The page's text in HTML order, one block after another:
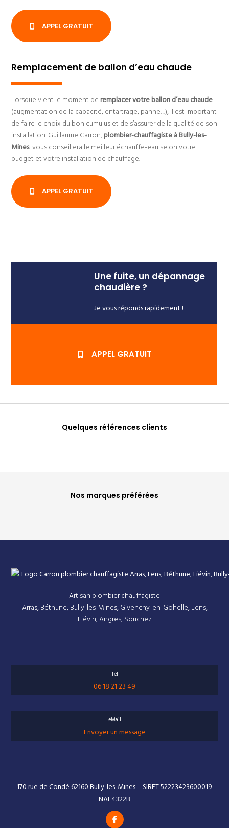
APPEL GRATUIT
Remplacement de ballon d’eau chaude
Lorsque vient le moment deremplacer votre ballon d’eau chaude
(augmentation de la capacité, entartrage, panne…), il est important
de faire le choix du bon cumulus et de s’assurer de la qualité de son
installation. Guillaume Carron,plombier-chauffagiste à Bully-les-
Minesvous conseillera le meilleur échauffe-eau selon votre
budget et votre installation de chauffage.
APPEL GRATUIT
Une fuite, un dépannage
chaudière ?
Je vous réponds rapidement !
APPEL GRATUIT
Quelques références clients
Nos marques préférées
Artisan plombier chauffagiste
Arras, Béthune, Bully-les-Mines, Givenchy-en-Gohelle, Lens,
Liévin, Angres, Souchez
Tél
06 18 21 23 49
eMail
Envoyer un message
170 rue de Condé 62160 Bully-les-Mines – SIRET 52223423600019
NAF4322B